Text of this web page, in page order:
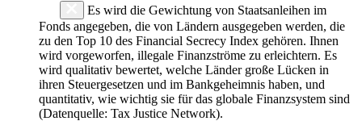
Es wird die Gewichtung von Staatsanleihen im
Fonds angegeben, die von Ländern ausgegeben werden, die
zu den Top 10 des Financial Secrecy Index gehören. Ihnen
wird vorgeworfen, illegale Finanzströme zu erleichtern. Es
wird qualitativ bewertet, welche Länder große Lücken in
ihren Steuergesetzen und im Bankgeheimnis haben, und
quantitativ, wie wichtig sie für das globale Finanzsystem sind
(Datenquelle: Tax Justice Network).